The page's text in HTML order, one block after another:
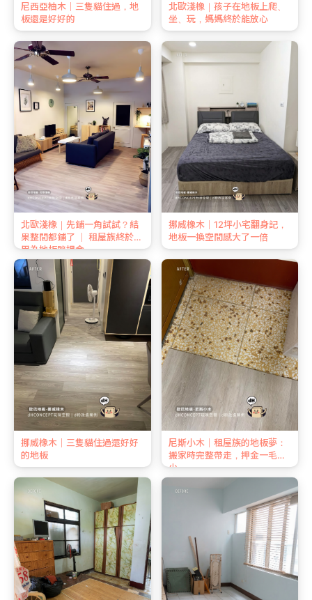
尼西亞柚木｜三隻貓住過，地
板還是好好的
北歐淺橡｜孩子在地板上爬、
坐、玩，媽媽終於能放心
北歐淺橡｜先鋪一角試試？結
果整間都鋪了 ｜ 租屋族終於不
用為地板賠押金
挪威橡木｜12坪小宅翻身記，
地板一換空間感大了一倍
挪威橡木｜三隻貓住過還好好
的地板
尼斯小木｜租屋族的地板夢：
搬家時完整帶走，押金一毛不
少